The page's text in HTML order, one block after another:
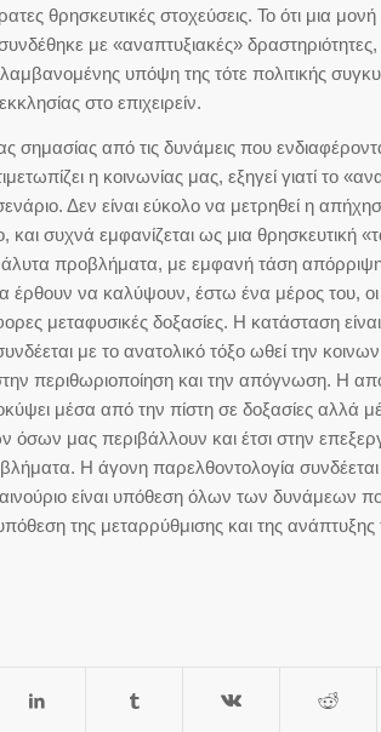
θρησκευτικές στοχεύσεις. Το ότι μια μονή
με «αναπτυξιακές» δραστηριότητες,
λαμβανομένης υπόψη της τότε πολιτικής
στο επιχειρείν.
σημασίας από τις δυνάμεις που
η κοινωνίας μας, εξηγεί γιατί το
Δεν είναι εύκολο να μετρηθεί η
συχνά εμφανίζεται ως μια θρησκευτική
προβλήματα, με εμφανή τάση
έρθουν να καλύψουν, έστω ένα μέρος του, οι
μεταφυσικές δοξασίες. Η κατάσταση
με το ανατολικό τόξο ωθεί την
περιθωριοποίηση και την απόγνωση. Η
μέσα από την πίστη σε δοξασίες αλλά
όσων μας περιβάλλουν και έτσι στην
Η άγονη παρελθοντολογία
είναι υπόθεση όλων των δυνάμεων
της μεταρρύθμισης και της ανάπτυξης